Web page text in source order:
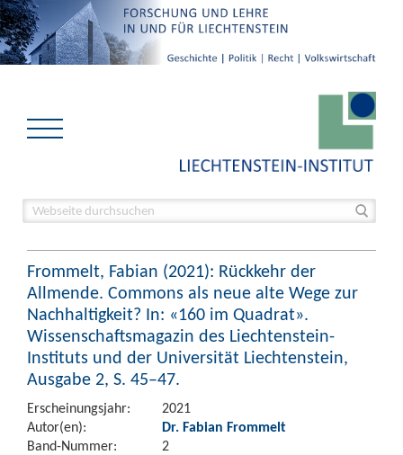
Frommelt, Fabian (2021): Rückkehr der
Allmende. Commons als neue alte Wege zur
Nachhaltigkeit? In: «160 im Quadrat».
Wissenschaftsmagazin des Liechtenstein-
Instituts und der Universität Liechtenstein,
Ausgabe 2, S. 45–47.
Erscheinungsjahr:
2021
Autor(en):
Dr. Fabian Frommelt
Band-Nummer:
2